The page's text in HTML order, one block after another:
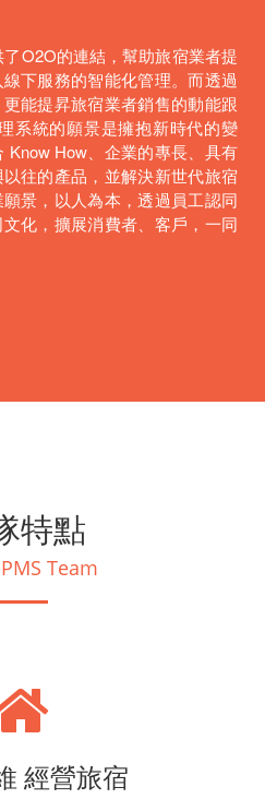
O2O的連結，幫助旅宿業者提
下服務的智能化管理。而透過
能提昇旅宿業者銷售的動能跟
系統的願景是擁抱新時代的變
How、企業的專長、具有
往的產品，並解決新世代旅宿
景，以人為本，透過員工認同
化，擴展消費者、客戶，一同
特點
Team
經營旅宿